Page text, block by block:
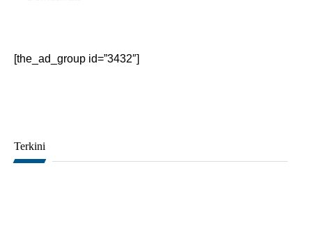
[the_ad_group id=”3432″]
Terkini